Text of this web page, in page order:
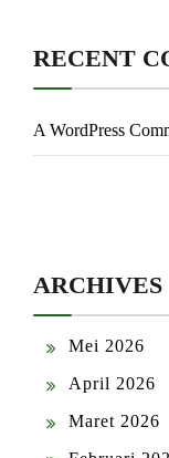
RECENT
A WordPress
ARCHIVES
Mei 2026
April 2026
Maret 2026